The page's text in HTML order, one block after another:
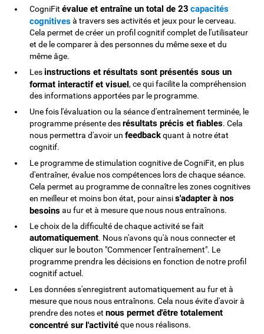
CogniFitévalue et entraîne un total de 23 capacités
cognitivesà travers ses activités et jeux pour le cerveau.
Cela permet de créer un profil cognitif complet de l'utilisateur
et de le comparer à des personnes du même sexe et du
même âge.
Lesinstructions et résultats sont présentés sous un
format interactif et visuel, ce qui facilite la compréhension
des informations apportées par le programme.
Une fois l'évaluation ou la séance d'entraînement terminée, le
programme présente desrésultats précis et fiables. Cela
nous permettra d'avoir unfeedbackquant à notre état
cognitif.
Le programme de stimulation cognitive de CogniFit, en plus
d'entraîner, évalue nos compétences lors de chaque séance.
Cela permet au programme de connaître les zones cognitives
en meilleur et moins bon état, pour ainsis'adapter à nos
besoinsau fur et à mesure que nous nous entraînons.
Le choix de la difficulté de chaque activité se fait
automatiquement. Nous n'avons qu'à nous connecter et
cliquer sur le bouton "Commencer l'entraînement". Le
programme prendra les décisions en fonction de notre profil
cognitif actuel.
Les données s'enregistrent automatiquement au fur et à
mesure que nous nous entraînons. Cela nous évite d'avoir à
prendre des notes etnous permet d'être totalement
concentré sur l'activitéque nous réalisons.